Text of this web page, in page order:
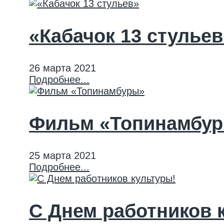
«Кабачок 13
26 марта 2021
Подробнее...
Фильм
25 марта 2021
Подробнее...
С Днем работников